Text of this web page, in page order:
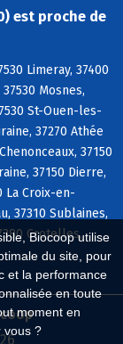
Biocoop utilise
du site, pour
et la performance
en toute
moment en
vous ?
est proche de
Limeray, 37400
Mosnes,
St-Ouen-les-
37270 Athée
37150
37150 Dierre,
La Croix-en-
37310 Sublaines,
Crotelles,